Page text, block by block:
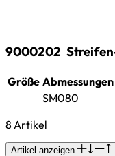
9000202
Größe Abmessungen
SM080
8 Artikel
Artikel anzeigen